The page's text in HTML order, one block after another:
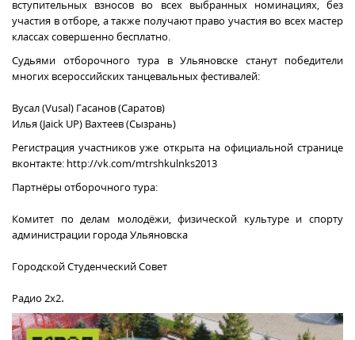
вступительных взносов во всех выбранных номинациях, без
участия в отборе, а также получают право участия во всех мастер
классах совершенно бесплатно.
Судьями отборочного тура в Ульяновске станут победители
многих всероссийских танцевальных фестивалей:
Вусал (Vusal) Гасанов (Саратов)
Илья (Jaick UP) Вахтеев (Сызрань)
Регистрация участников уже открыта на официальной странице
вконтакте: http://vk.com/mtrshkulnks2013
Партнёры отборочного тура:
Комитет по делам молодёжи, физической культуре и спорту
администрации города Ульяновска
Городской Студенческий Совет
Радио 2х2.